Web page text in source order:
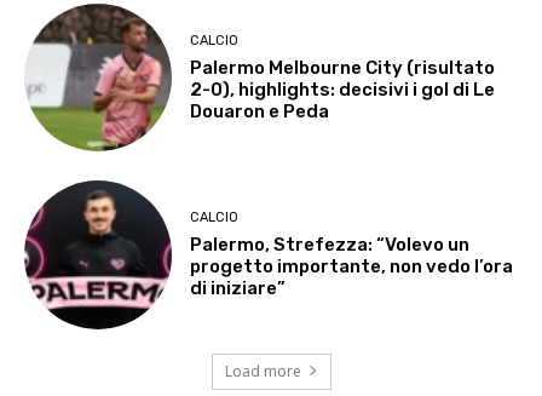
CALCIO
Palermo Melbourne City (risultato
2-0), highlights: decisivi i gol di Le
Douaron e Peda
CALCIO
Palermo, Strefezza: “Volevo un
progetto importante, non vedo l’ora
di iniziare”
Load more